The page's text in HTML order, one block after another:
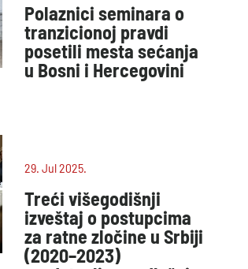
Polaznici seminara o
tranzicionoj pravdi
posetili mesta sećanja
u Bosni i Hercegovini
29. Jul 2025.
Treći višegodišnji
izveštaj o postupcima
za ratne zločine u Srbiji
(2020–2023)